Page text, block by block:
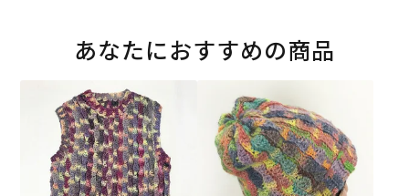
あなたにおすすめの商品